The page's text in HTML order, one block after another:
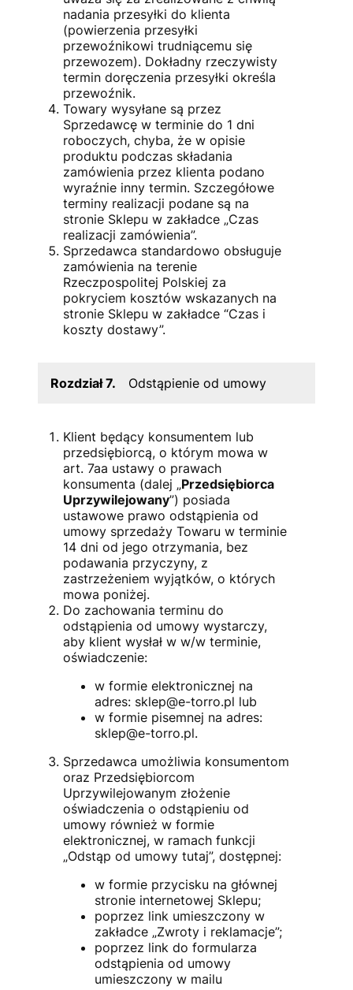
nadania przesyłki do klienta
(powierzenia przesyłki
przewoźnikowi trudniącemu się
przewozem). Dokładny rzeczywisty
termin doręczenia przesyłki określa
przewoźnik.
Towary wysyłane są przez
Sprzedawcę w terminie do 1 dni
roboczych, chyba, że w opisie
produktu podczas składania
zamówienia przez klienta podano
wyraźnie inny termin. Szczegółowe
terminy realizacji podane są na
stronie Sklepu w zakładce „Czas
realizacji zamówienia”.
Sprzedawca standardowo obsługuje
zamówienia na terenie
Rzeczpospolitej Polskiej za
pokryciem kosztów wskazanych na
stronie Sklepu w zakładce “Czas i
koszty dostawy”.
Rozdział 7. Odstąpienie od umowy
Klient będący konsumentem lub
przedsiębiorcą, o którym mowa w
art. 7aa ustawy o prawach
konsumenta (dalej „Przedsiębiorca
Uprzywilejowany”) posiada
ustawowe prawo odstąpienia od
umowy sprzedaży Towaru w terminie
14 dni od jego otrzymania, bez
podawania przyczyny, z
zastrzeżeniem wyjątków, o których
mowa poniżej.
Do zachowania terminu do
odstąpienia od umowy wystarczy,
aby klient wysłał w w/w terminie,
oświadczenie:
w formie elektronicznej na
adres: sklep@e-torro.pl lub
w formie pisemnej na adres:
sklep@e-torro.pl.
Sprzedawca umożliwia konsumentom
oraz Przedsiębiorcom
Uprzywilejowanym złożenie
oświadczenia o odstąpieniu od
umowy również w formie
elektronicznej, w ramach funkcji
„Odstąp od umowy tutaj”, dostępnej:
w formie przycisku na głównej
stronie internetowej Sklepu;
poprzez link umieszczony w
zakładce „Zwroty i reklamacje”;
poprzez link do formularza
odstąpienia od umowy
umieszczony w mailu